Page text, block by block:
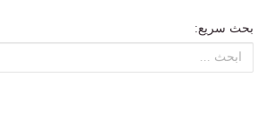
بحث سريع: